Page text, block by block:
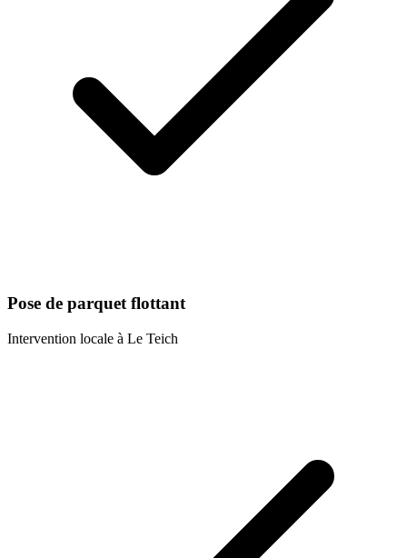
Pose de parquet flottant
Intervention locale à Le Teich